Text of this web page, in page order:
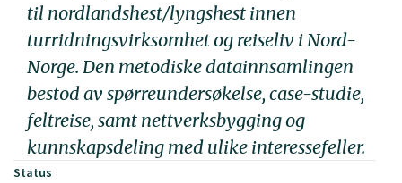
til nordlandshest/lyngshest innen
turridningsvirksomhet og reiseliv i Nord-
Norge. Den metodiske datainnsamlingen
bestod av spørreundersøkelse, case-studie,
feltreise, samt nettverksbygging og
kunnskapsdeling med ulike interessefeller.
Status